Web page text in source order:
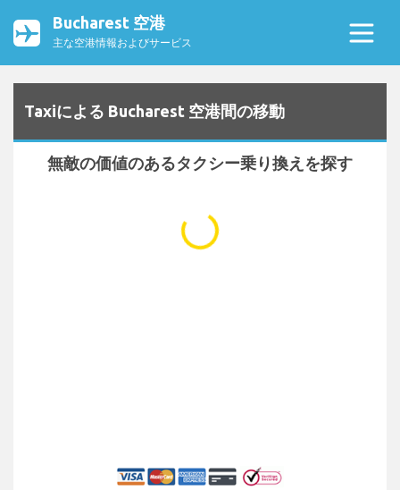
Bucharest 空港
主な空港情報およびサービス
Taxiによる Bucharest 空港間の移動
無敵の価値のあるタクシー乗り換えを探す